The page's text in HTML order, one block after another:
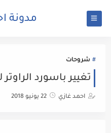
مدونة
شروحات
تغيير باسورد
احمد غازي 22 يونيو 2018